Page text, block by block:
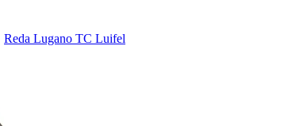
Reda Lugano TC Luifel